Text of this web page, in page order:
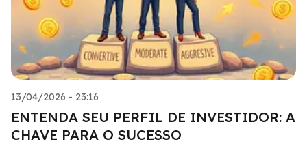
13/04/2026 - 23:16
ENTENDA SEU PERFIL DE INVESTIDOR: A
CHAVE PARA O SUCESSO